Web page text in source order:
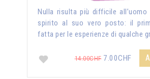
Nulla risulta più difficile all’uomo
spirito al suo vero posto: il
fatta per le esperienze di qualche
14.00CHF7.00CHF